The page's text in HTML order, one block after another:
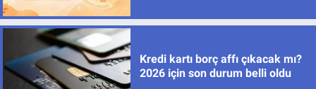
Kredi kartı borç affı çıkacak mı?
2026 için son durum belli oldu